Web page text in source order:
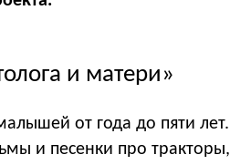
и матери»
от года до пяти лет.
и песенки про тракторы,